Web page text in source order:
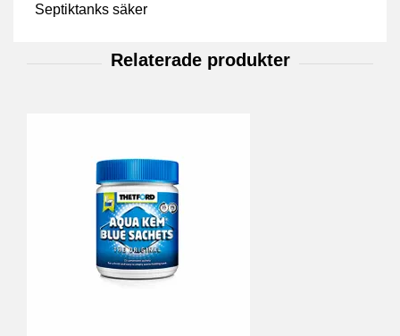
Septiktanks säker